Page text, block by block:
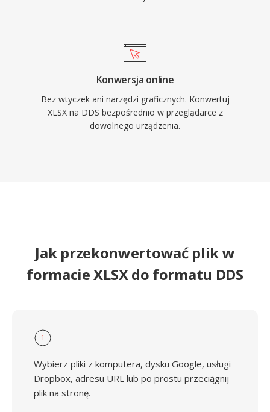
Konwersja online
Bez wtyczek ani narzędzi graficznych. Konwertuj
XLSX na DDS bezpośrednio w przeglądarce z
dowolnego urządzenia.
Jak przekonwertować plik w
formacie XLSX do formatu DDS
1
Wybierz pliki z komputera, dysku Google, usługi
Dropbox, adresu URL lub po prostu przeciągnij
plik na stronę.